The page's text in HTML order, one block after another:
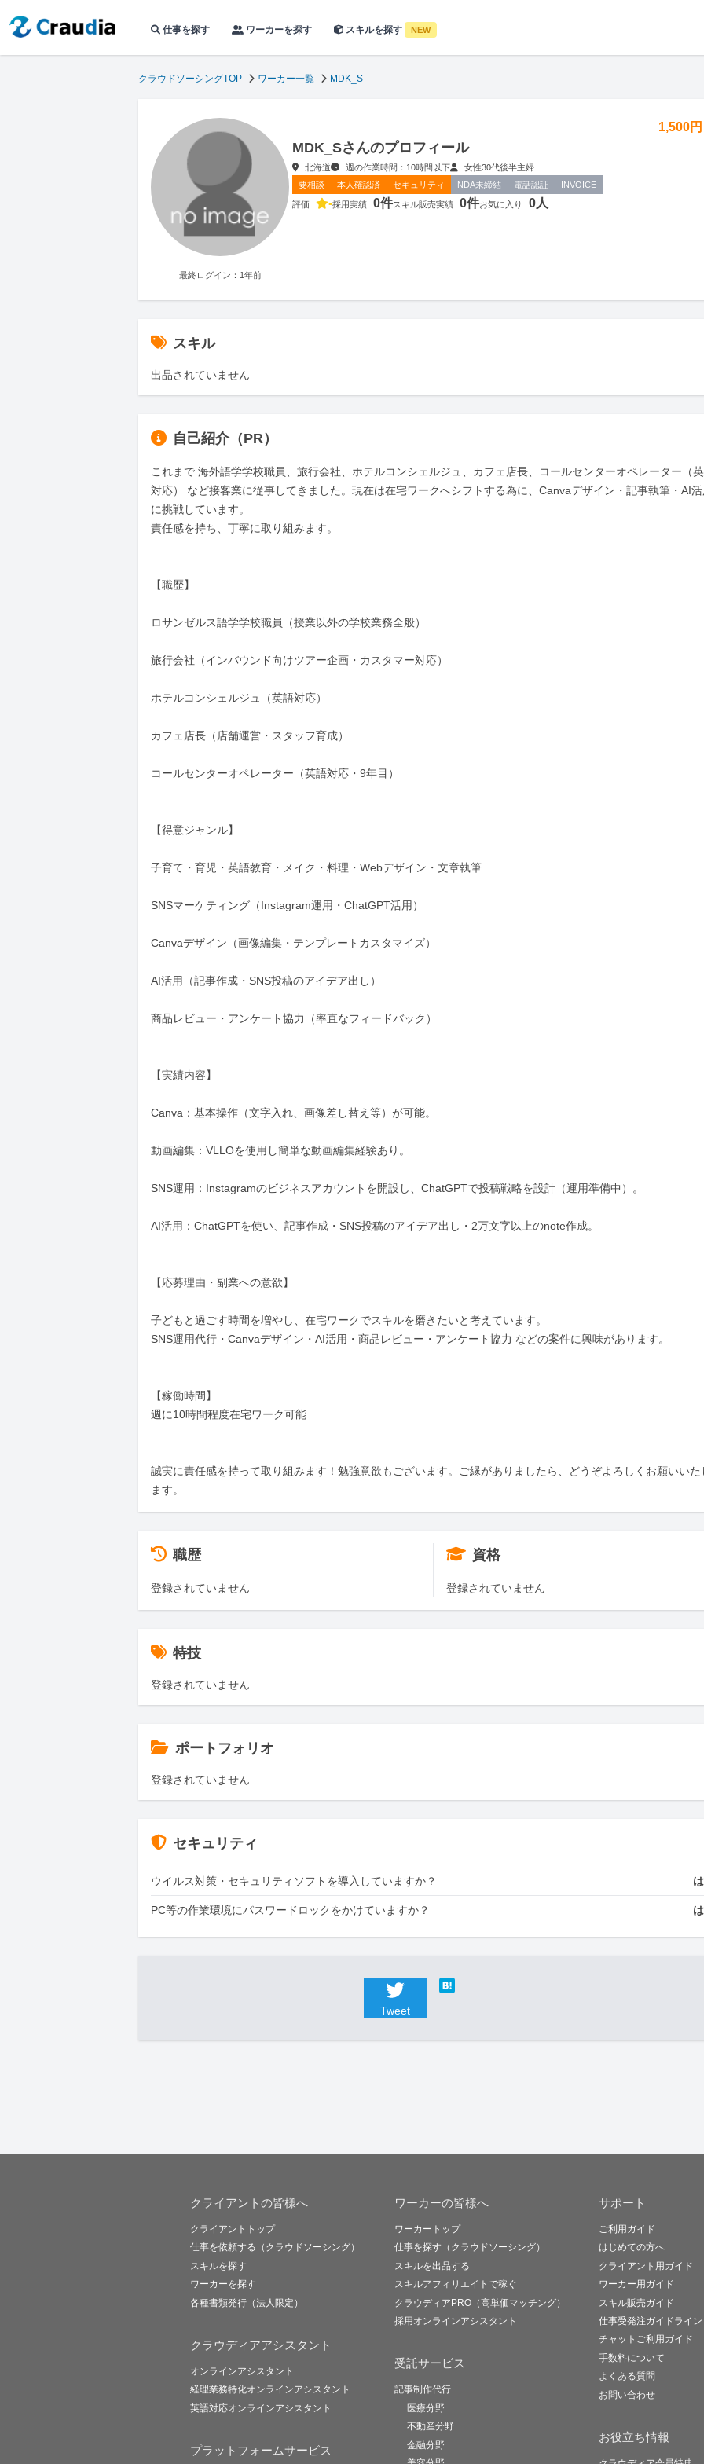
仕事を探す ワーカーを探す スキルを探す NEW
クラウドソーシングTOP ワーカー一覧 MDK_S
最終ログイン：1年前
1,500
MDK_Sさんのプロフィール
北海道 週の作業時間：10時間以下 女性30代後半主婦
要相談
本人確認済 セキュリティ NDA未締結 電話認証 INVOICE
評価 -採用実績 0件スキル販売実績 0件お気に入り 0人
スキル
出品されていません
自己紹介（PR）
これまで 海外語学学校職員、旅行会社、ホテルコンシェルジュ、カフェ店長、コールセンターオペレーター（
対応） など接客業に従事してきました。現在は在宅ワークへシフトする為に、Canvaデザイン・記事執筆・AI
に挑戦しています。
責任感を持ち、丁寧に取り組みます。
【職歴】
ロサンゼルス語学学校職員（授業以外の学校業務全般）
旅行会社（インバウンド向けツアー企画・カスタマー対応）
ホテルコンシェルジュ（英語対応）
カフェ店長（店舗運営・スタッフ育成）
コールセンターオペレーター（英語対応・9年目）
【得意ジャンル】
子育て・育児・英語教育・メイク・料理・Webデザイン・文章執筆
SNSマーケティング（Instagram運用・ChatGPT活用）
Canvaデザイン（画像編集・テンプレートカスタマイズ）
AI活用（記事作成・SNS投稿のアイデア出し）
商品レビュー・アンケート協力（率直なフィードバック）
【実績内容】
Canva：基本操作（文字入れ、画像差し替え等）が可能。
動画編集：VLLOを使用し簡単な動画編集経験あり。
SNS運用：Instagramのビジネスアカウントを開設し、ChatGPTで投稿戦略を設計（運用準備中）。
AI活用：ChatGPTを使い、記事作成・SNS投稿のアイデア出し・2万文字以上のnote作成。
【応募理由・副業への意欲】
子どもと過ごす時間を増やし、在宅ワークでスキルを磨きたいと考えています。
SNS運用代行・Canvaデザイン・AI活用・商品レビュー・アンケート協力 などの案件に興味があります。
【稼働時間】
週に10時間程度在宅ワーク可能
誠実に責任感を持って取り組みます！勉強意欲もございます。ご縁がありましたら、どうぞよろしくお願いいた
ます。
職歴
登録されていません
資格
登録されていません
特技
登録されていません
ポートフォリオ
登録されていません
セキュリティ
ウイルス対策・セキュリティソフトを導入していますか？
PC等の作業環境にパスワードロックをかけていますか？
Tweet
クライアントの皆様へ
クライアントトップ
仕事を依頼する（クラウドソーシング）
スキルを探す
ワーカーを探す
各種書類発行（法人限定）
クラウディアアシスタント
オンラインアシスタント
経理業務特化オンラインアシスタント
英語対応オンラインアシスタント
プラットフォームサービス
ワーカーの皆様へ
ワーカートップ
仕事を探す（クラウドソーシング）
スキルを出品する
スキルアフィリエイトで稼ぐ
クラウディアPRO（高単価マッチング）
採用オンラインアシスタント
受託サービス
記事制作代行
医療分野
不動産分野
金融分野
サポート
ご利用ガイド
はじめての方へ
クライアント用ガイド
ワーカー用ガイド
スキル販売ガイド
仕事受発注ガイドライン
チャットご利用ガイド
手数料について
よくある質問
お問い合わせ
お役立ち情報